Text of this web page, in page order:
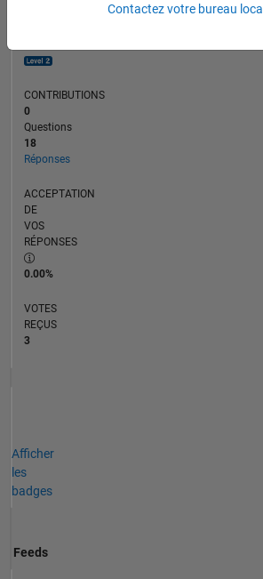
CONTRIBUTIONS
0
Questions
18
Réponses
ACCEPTATION
DE
VOS
RÉPONSES
0.00%
VOTES
REÇUS
3
Afficher
les
badges
Feeds
Contactez votre bureau local